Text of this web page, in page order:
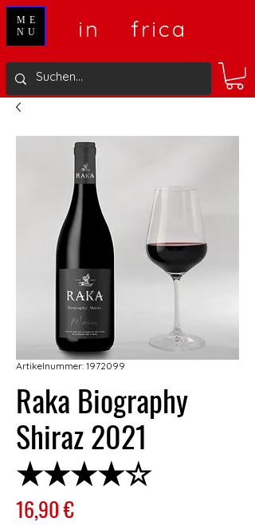
in frica
ME
NU
Artikelnummer: 1972099
Raka Biography
Shiraz 2021
★★★★☆
16,90 €Preis